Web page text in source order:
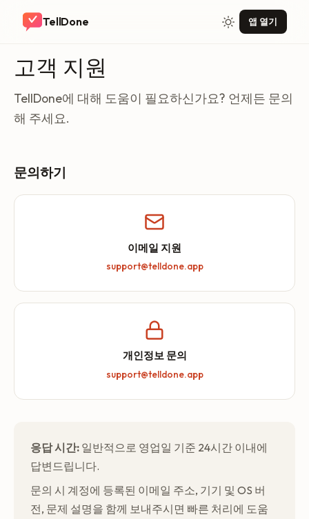
TellDone 앱 열기
고객 지원
TellDone에 대해 도움이 필요하신가요? 언제든 문의
해 주세요.
문의하기
이메일 지원
support@telldone.app
개인정보 문의
support@telldone.app
응답 시간: 일반적으로 영업일 기준 24시간 이내에
답변드립니다.
문의 시 계정에 등록된 이메일 주소, 기기 및 OS 버
전, 문제 설명을 함께 보내주시면 빠른 처리에 도움